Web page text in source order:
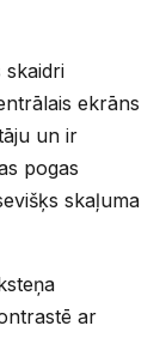
skaidri
ekrāns
un ir
pogas
skaļuma
ar